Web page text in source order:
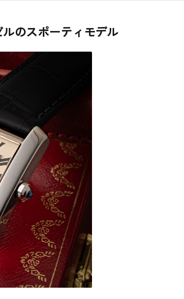
のスポーティモデル